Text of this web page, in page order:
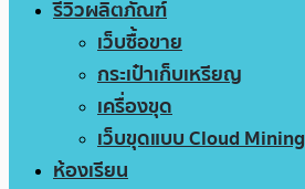
รีวิวผลิตภัณฑ์
เว็บซื้อขาย
กระเป๋าเก็บเหรียญ
เครื่องขุด
เว็บขุดแบบ Cloud Mining
ห้องเรียน